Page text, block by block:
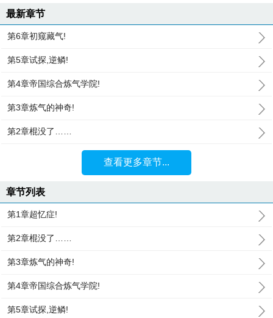
最新章节
第6章初窥藏气!
第5章试探,逆鳞!
第4章帝国综合炼气学院!
第3章炼气的神奇!
第2章棍没了……
查看更多章节...
章节列表
第1章超忆症!
第2章棍没了……
第3章炼气的神奇!
第4章帝国综合炼气学院!
第5章试探,逆鳞!